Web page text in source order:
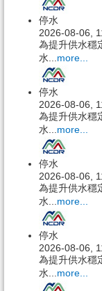
停水
2026-08-06,
為提升供水穩
水... more...
停水
2026-08-06,
為提升供水穩
水... more...
停水
2026-08-06,
為提升供水穩
水... more...
停水
2026-08-06,
為提升供水穩
水... more...